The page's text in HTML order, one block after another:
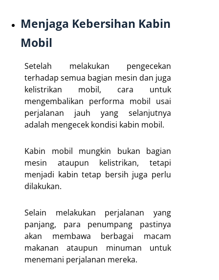
Menjaga Kebersihan Kabin
Mobil
Setelah melakukan pengecekan
terhadap semua bagian mesin dan juga
kelistrikan mobil, cara untuk
mengembalikan performa mobil usai
perjalanan jauh yang selanjutnya
adalah mengecek kondisi kabin mobil.
Kabin mobil mungkin bukan bagian
mesin ataupun kelistrikan, tetapi
menjadi kabin tetap bersih juga perlu
dilakukan.
Selain melakukan perjalanan yang
panjang, para penumpang pastinya
akan membawa berbagai macam
makanan ataupun minuman untuk
menemani perjalanan mereka.